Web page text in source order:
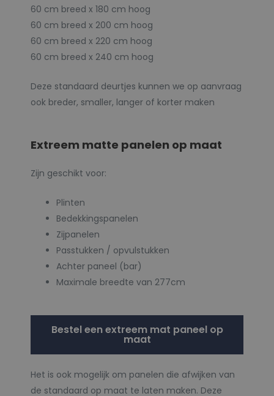
60 cm breed x 180 cm hoog
60 cm breed x 200 cm hoog
60 cm breed x 220 cm hoog
60 cm breed x 240 cm hoog
Deze standaard deurtjes kunnen we op aanvraag
ook breder, smaller, langer of korter maken
Extreem matte panelen op maat
Zijn geschikt voor:
Plinten
Bedekkingspanelen
Zijpanelen
Passtukken / opvulstukken
Achter paneel (bar)
Maximale breedte van 277cm
Bestel een extreem mat paneel op
maat
Het is ook mogelijk om panelen die afwijken van
de standaard op maat te laten maken. Deze